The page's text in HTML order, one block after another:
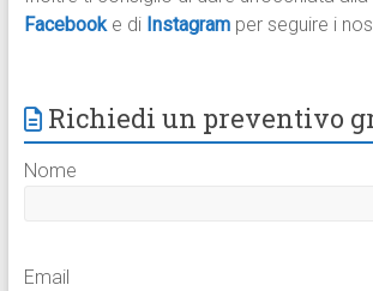
Facebook e di Instagram per seguire i
Richiedi un preventivo
Nome
Email